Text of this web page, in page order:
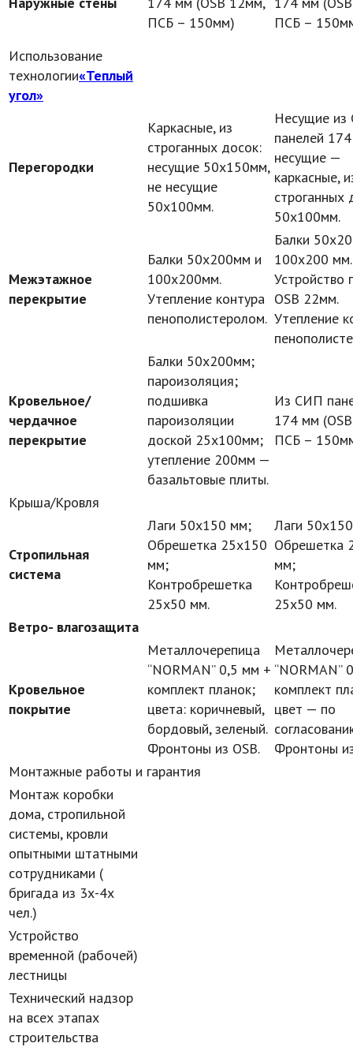
ПСБ – 150мм)
ПСБ –
Использование
технологии«Теплый
угол»
Перегородки
Каркасные, из
строганных досок:
несущие 50х150мм,
не несущие
50х100мм.
Несущие
панелей
несущие —
каркасные,
строганных
50х100мм.
Межэтажное
перекрытие
Балки 50х200мм и
100х200мм.
Утепление контура
пенополистеролом.
Балки
100х200 мм.
Устройство
OSB 22мм.
Утепление
Кровельное/
чердачное
перекрытие
Балки 50х200мм;
пароизоляция;
подшивка
пароизоляции
доской 25х100мм;
утепление 200мм —
базальтовые плиты.
Из СИП
174 мм
ПСБ –
Крыша/Кровля
Стропильная
система
Лаги 50х150 мм;
Обрешетка 25х150
мм;
Контробрешетка
25х50 мм.
Лаги
Обрешетка
мм;
25х50 мм.
Ветро- влагозащита
Кровельное
покрытие
Металлочерепица
“NORMAN” 0,5 мм +
комплект планок;
цвета: коричневый,
бордовый, зеленый.
Фронтоны из OSB.
“NORMAN”
комплект
цвет — по
Фронтоны
Монтажные работы и гарантия
Монтаж коробки
дома, стропильной
системы, кровли
опытными штатными
сотрудниками (
бригада из 3х-4х
чел.)
Устройство
временной (рабочей)
лестницы
Технический надзор
на всех этапах
строительства